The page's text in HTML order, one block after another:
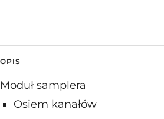
OPIS
Moduł samplera
Osiem kanałów